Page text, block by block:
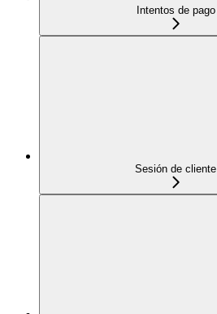
Intentos de pago
Sesión de cliente